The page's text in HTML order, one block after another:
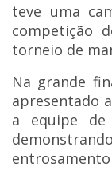
teve uma
competição
torneio de
Na grande
apresentado
a equipe